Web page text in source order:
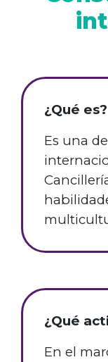
¿Qué es?
Es una
¿Qué
En el